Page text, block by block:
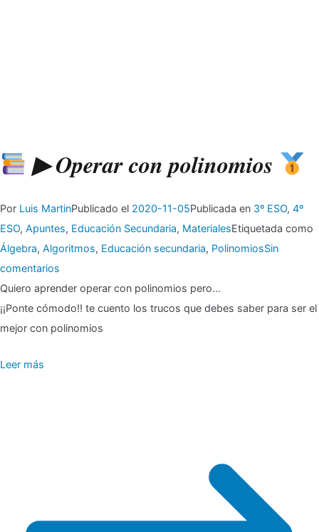
▶ Operar con polinomios
Por Luis MartinPublicado el 2020-11-05Publicada en 3º ESO, 4º
ESO, Apuntes, Educación Secundaria, MaterialesEtiquetada como
Álgebra, Algoritmos, Educación secundaria, PolinomiosSin
comentarios
▶
Operar
Quiero aprender operar con polinomios pero…
¡¡Ponte cómodo!! te cuento los trucos que debes saber para ser el
mejor con polinomios
Leer más